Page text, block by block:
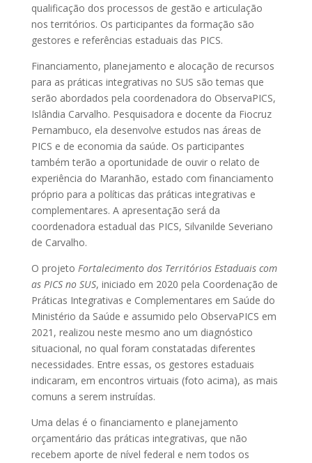
qualificação dos processos de gestão e articulação
nos territórios. Os participantes da formação são
gestores e referências estaduais das PICS.
Financiamento, planejamento e alocação de recursos
para as práticas integrativas no SUS são temas que
serão abordados pela coordenadora do ObservaPICS,
Islândia Carvalho. Pesquisadora e docente da Fiocruz
Pernambuco, ela desenvolve estudos nas áreas de
PICS e de economia da saúde. Os participantes
também terão a oportunidade de ouvir o relato de
experiência do Maranhão, estado com financiamento
próprio para a políticas das práticas integrativas e
complementares. A apresentação será da
coordenadora estadual das PICS, Silvanilde Severiano
de Carvalho.
O projeto Fortalecimento dos Territórios Estaduais com
as PICS no SUS, iniciado em 2020 pela Coordenação de
Práticas Integrativas e Complementares em Saúde do
Ministério da Saúde e assumido pelo ObservaPICS em
2021, realizou neste mesmo ano um diagnóstico
situacional, no qual foram constatadas diferentes
necessidades. Entre essas, os gestores estaduais
indicaram, em encontros virtuais (foto acima), as mais
comuns a serem instruídas.
Uma delas é o financiamento e planejamento
orçamentário das práticas integrativas, que não
recebem aporte de nível federal e nem todos os